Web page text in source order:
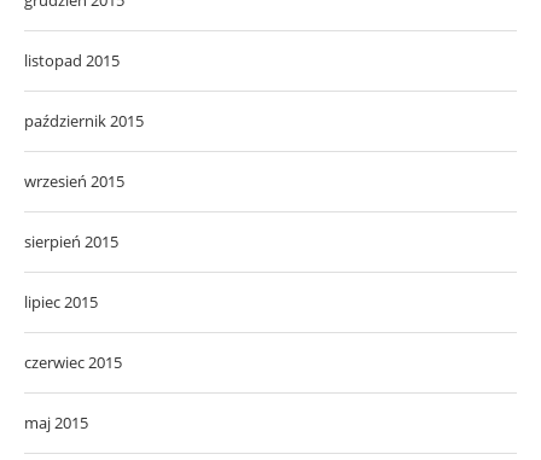
listopad 2015
październik 2015
wrzesień 2015
sierpień 2015
lipiec 2015
czerwiec 2015
maj 2015